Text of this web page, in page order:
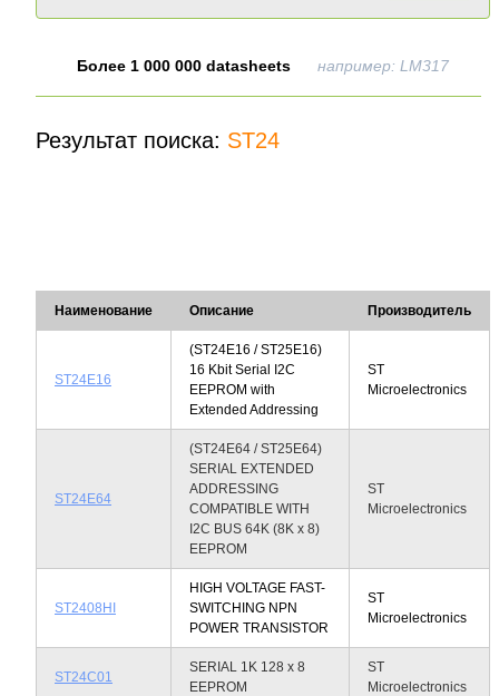
Более 1 000 000 datasheets например: LM317
Результат поиска: ST24
Наименование Описание Производитель
ST24E16
(ST24E16 / ST25E16)
16 Kbit Serial I2C
EEPROM with
Extended Addressing
ST
Microelectronics
ST24E64
(ST24E64 / ST25E64)
SERIAL EXTENDED
ADDRESSING
COMPATIBLE WITH
I2C BUS 64K (8K x 8)
EEPROM
ST
Microelectronics
ST2408HI
HIGH VOLTAGE FAST-
SWITCHING NPN
POWER TRANSISTOR
ST
Microelectronics
ST24C01
SERIAL 1K 128 x 8
EEPROM
ST
Microelectronics